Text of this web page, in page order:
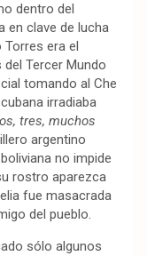
dentro del
en clave de lucha
era el
Tercer Mundo
tomando al Che
irradiaba
tres, muchos
argentino
no impide
rostro aparezca
fue masacrada
del pueblo.
sólo algunos